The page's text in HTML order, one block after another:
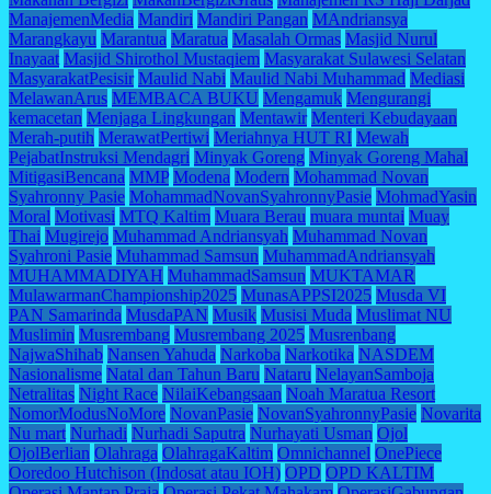
ManajemenMedia Mandiri Mandiri Pangan MAndriansya
Marangkayu Marantua Maratua Masalah Ormas Masjid Nurul
Inayaat Masjid Shirothol Mustaqiem Masyarakat Sulawesi Selatan
MasyarakatPesisir Maulid Nabi Maulid Nabi Muhammad Mediasi
MelawanArus MEMBACA BUKU Mengamuk Mengurangi
kemacetan Menjaga Lingkungan Mentawir Menteri Kebudayaan
Merah-putih MerawatPertiwi Meriahnya HUT RI Mewah
PejabatInstruksi Mendagri Minyak Goreng Minyak Goreng Mahal
MitigasiBencana MMP Modena Modern Mohammad Novan
Syahronny Pasie MohammadNovanSyahronnyPasie MohmadYasin
Moral Motivasi MTQ Kaltim Muara Berau muara muntai Muay
Thai Mugirejo Muhammad Andriansyah Muhammad Novan
Syahroni Pasie Muhammad Samsun MuhammadAndriansyah
MUHAMMADIYAH MuhammadSamsun MUKTAMAR
MulawarmanChampionship2025 MunasAPPSI2025 Musda VI
PAN Samarinda MusdaPAN Musik Musisi Muda Muslimat NU
Muslimin Musrembang Musrembang 2025 Musrenbang
NajwaShihab Nansen Yahuda Narkoba Narkotika NASDEM
Nasionalisme Natal dan Tahun Baru Nataru NelayanSamboja
Netralitas Night Race NilaiKebangsaan Noah Maratua Resort
NomorModusNoMore NovanPasie NovanSyahronnyPasie Novarita
Nu mart Nurhadi Nurhadi Saputra Nurhayati Usman Ojol
OjolBerlian Olahraga OlahragaKaltim Omnichannel OnePiece
Ooredoo Hutchison (Indosat atau IOH) OPD OPD KALTIM